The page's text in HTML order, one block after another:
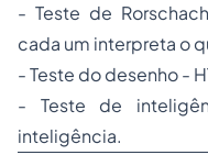
- Teste de
cada um interpreta o
- Teste do desenho -
- Teste de
inteligência.